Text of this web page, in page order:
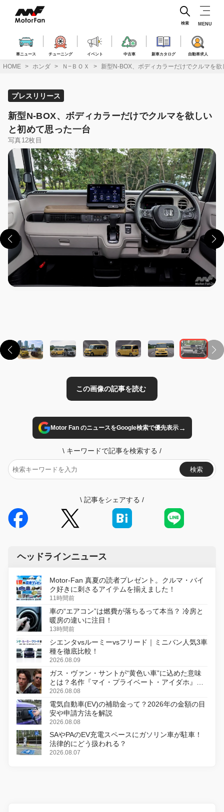
ス
車ニュース チューニング イベント 中古車 新車カタログ 自動車求人
検索 MENU
HOME ホンダ Ｎ−ＢＯＸ 新型N-BOX、ボディカラーだけでクルマを
プレスリリース
新型N-BOX、ボディカラーだけでクルマを欲しい
と初めて思った一台
写真12枚目
Motor Fan のニュースをGoogle検索で優先表示→
\ キーワードで記事を検索する /
検索
\ 記事をシェアする /
ヘッドラインニュース
Motor-Fan 真夏の読者プレゼント。クルマ・バイ
ク好きに刺さるアイテムを揃えました！
11時間前
車の“エアコン”は燃費が落ちるって本当？ 冷房と
暖房の違いに注目！
13時間前
シエンタvsルーミーvsフリード｜ミニバン人気3車
種を徹底比較！
2026.08.09
ガス・ヴァン・サントが“黄色い車”に込めた意味
とは？名作『マイ・プライベート・アイダホ』が
初のデジタルリマスター版で復活
2026.08.08
電気自動車(EV)の補助金って？2026年の金額の目
安や申請方法を解説
2026.08.08
SAやPAのEV充電スペースにガソリン車が駐車！
法律的にどう扱われる？
2026.08.07